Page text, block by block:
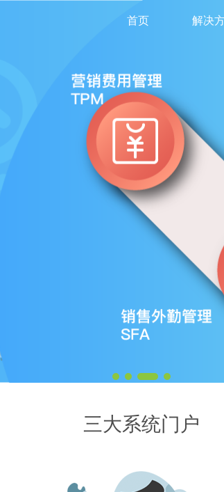
首页 解决
三大系统门户